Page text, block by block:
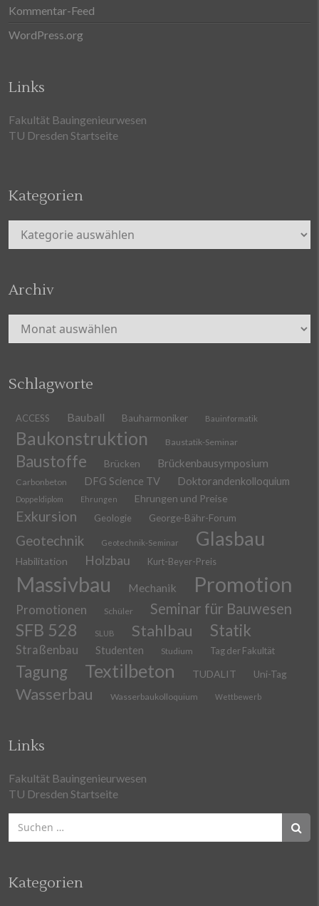
Kommentar-Feed
WordPress.org
Links
Fakultät Bauingenieurwesen
TU Dresden Startseite
Kategorien
Kategorien
Archiv
Archiv
Schlagworte
ACCESS Bauball Bauharmoniker Bauinformatik
Baukonstruktion Baustatik-Seminar
Baustoffe Brücken Brückenbausymposium
Carbonbeton DFG Science TV Doktorandenkolloquium
Doppeldiplom Ehrungen Ehrungen und Preise
Exkursion Geologie George-Bähr-Forum
Geotechnik Geotechnik-Seminar Glasbau
Habilitation Holzbau Kurt-Beyer-Preis
Massivbau Mechanik Promotion
Promotionen Schüler Seminar für Bauwesen
SFB 528 SLUB Stahlbau Statik
Straßenbau Studenten Studium Tag der Fakultät
Tagung Textilbeton TUDALIT Uni-Tag
Wasserbau Wasserbaukolloquium Wettbewerb
Links
Fakultät Bauingenieurwesen
TU Dresden Startseite
Suchen
nach:
Kategorien